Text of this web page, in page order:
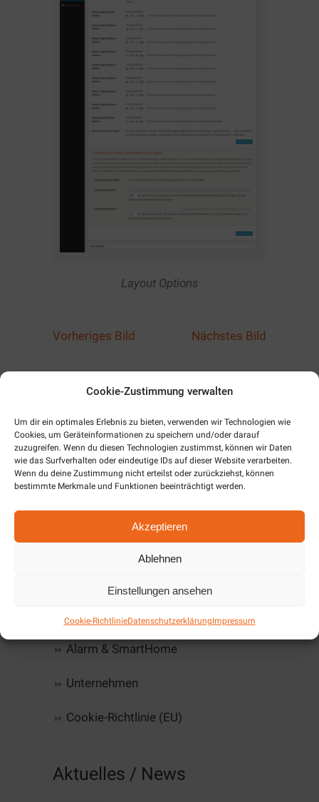
Cookie-Zustimmung verwalten
Um dir ein optimales Erlebnis zu bieten, verwenden wir Technologien wie
Cookies, um Geräteinformationen zu speichern und/oder darauf
zuzugreifen. Wenn du diesen Technologien zustimmst, können wir Daten
wie das Surfverhalten oder eindeutige IDs auf dieser Website verarbeiten.
Wenn du deine Zustimmung nicht erteilst oder zurückziehst, können
bestimmte Merkmale und Funktionen beeinträchtigt werden.
Akzeptieren
Ablehnen
Einstellungen ansehen
Cookie-RichtlinieDatenschutzerklärungImpressum
Layout Options
Vorheriges Bild Nächstes Bild
Wissenswertes auf einen
Blick
Home
Computer, IT & Infrastruktur
Web-Design & Hosting
Software
Alarm & SmartHome
Unternehmen
Cookie-Richtlinie (EU)
Aktuelles / News